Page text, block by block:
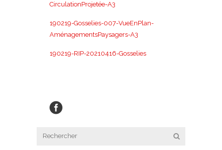
CirculationProjetée-A3
190219-Gosselies-007-VueEnPlan-
AménagementsPaysagers-A3
190219-RIP-20210416-Gosselies